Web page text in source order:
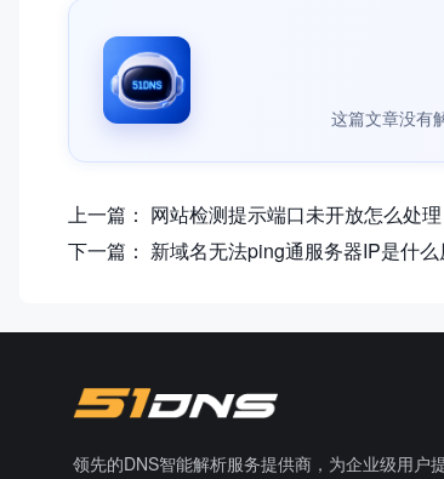
这篇文章没有
上一篇： 网站检测提示端口未开放怎么处理
下一篇： 新域名无法ping通服务器IP是什么
领先的DNS智能解析服务提供商，为企业级用户提